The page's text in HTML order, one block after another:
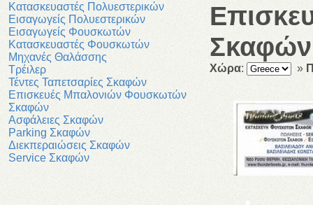
Κατασκευαστές Πολυεστερικών
Εισαγωγείς Πολυεστερικών
Εισαγωγείς Φουσκωτών
Κατασκευαστές Φουσκωτών
Μηχανές Θαλάσσης
Τρέιλερ
Τέντες Ταπετσαρίες Σκαφών
Επισκευές Μπαλονιών Φουσκωτών
Σκαφών
Ασφάλειες Σκαφών
Parking Σκαφών
Διεκπεραιώσεις Σκαφών
Service Σκαφών
Σκαφών
Χώρα: »